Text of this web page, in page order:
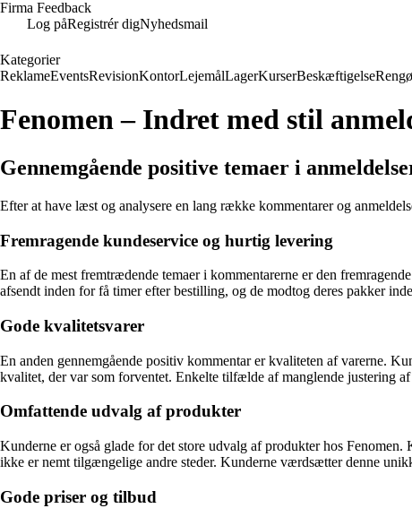
Firma Feedback
Log påRegistrér digNyhedsmail
Kategorier
ReklameEventsRevisionKontorLejemålLagerKurserBeskæftigelse
Fenomen – Indret med stil
Gennemgående positive temaer i
Efter at have læst og analysere en lang række kommentarer og
Fremragende kundeservice og hurtig levering
En af de mest fremtrædende temaer i kommentarerne er den
afsendt inden for få timer efter bestilling, og de modtog deres pakker
Gode kvalitetsvarer
En anden gennemgående positiv kommentar er kvaliteten af varerne.
kvalitet, der var som forventet. Enkelte tilfælde af manglende justering
Omfattende udvalg af produkter
Kunderne er også glade for det store udvalg af produkter hos
ikke er nemt tilgængelige andre steder. Kunderne værdsætter denne
Gode priser og tilbud